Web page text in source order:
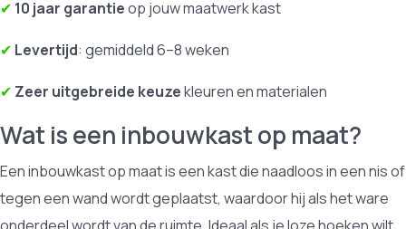
✔ 10 jaar garantieop jouw maatwerk kast
✔ Levertijd: gemiddeld 6–8 weken
✔ Zeer uitgebreide keuzekleuren en materialen
Wat is een inbouwkast op maat?
Een inbouwkast op maat is een kast die naadloos in een nis of
tegen een wand wordt geplaatst, waardoor hij als het ware